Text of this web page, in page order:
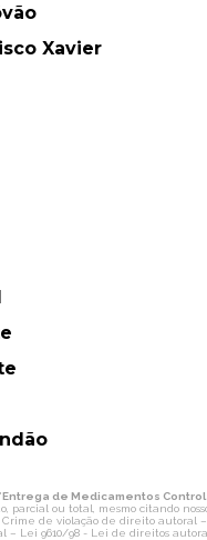
Xavier
Entrega de Medicamentos
parcial ou total, mesmo citando
de violação de direito autoral –
– Lei 9610/98 - Lei de direitos